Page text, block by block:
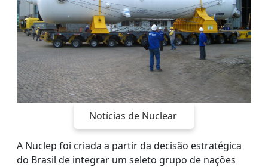
Notícias de Nuclear
A Nuclep foi criada a partir da decisão estratégica
do Brasil de integrar um seleto grupo de nações